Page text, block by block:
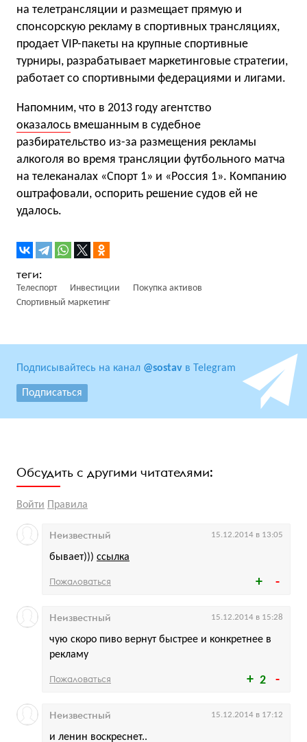
на телетрансляции и размещает прямую и
спонсорскую рекламу в спортивных трансляциях,
продает VIP-пакеты на крупные спортивные
турниры, разрабатывает маркетинговые стратегии,
работает со спортивными федерациями и лигами.
Напомним, что в 2013 году агентство
оказалось вмешанным в судебное
разбирательство из-за размещения рекламы
алкоголя во время трансляции футбольного матча
на телеканалах «Спорт 1» и «Россия 1». Компанию
оштрафовали, оспорить решение судов ей не
удалось.
Телеспорт Инвестиции
Покупка активов
Спортивный маркетинг
Подписывайтесь на канал @sostav в Telegram
Подписаться
Обсудить с другими читателями:
Войти Правила
бывает))) ссылка
Неизвестный 15.12.2014 в 13:05
Пожаловаться
2
чую скоро пиво вернут быстрее и конкретнее в
рекламу
Неизвестный 15.12.2014 в 15:28
Пожаловаться
и ленин воскреснет..
Неизвестный 15.12.2014 в 17:12